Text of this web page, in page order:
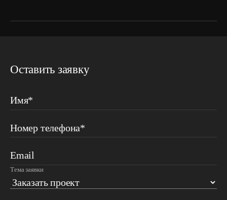
Оставить заявку
Имя*
Номер телефона*
Email
Тема заявки